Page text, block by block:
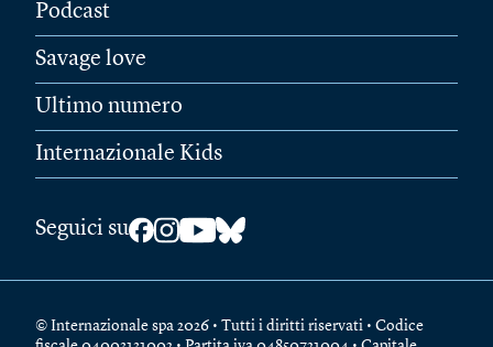
Podcast
Savage love
Ultimo numero
Internazionale Kids
Seguici su
© Internazionale spa 2026 • Tutti i diritti riservati • Codice